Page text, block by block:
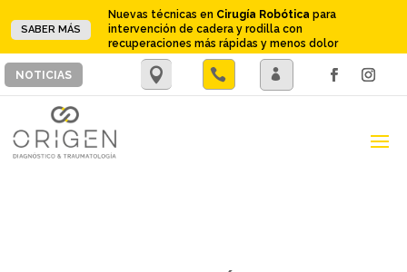
SABER MÁS
Nuevas técnicas en Cirugía Robótica para
intervención de cadera y rodilla con
recuperaciones más rápidas y menos dolor
NOTICIAS 